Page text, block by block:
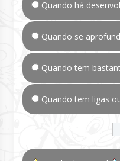
Quando há
Quando se
Quando tem
Quando tem ligas